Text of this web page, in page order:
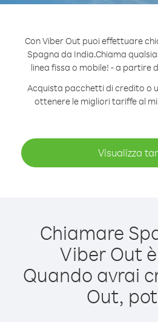
Con Viber Out puoi effettuare
Spagna da India.Chiama
linea fissa o mobile! - a partire
Acquista pacchetti di credito o
ottenere le migliori tariffe al
Visualizza
Chiamare
Viber Out
Quando avrai
Out,